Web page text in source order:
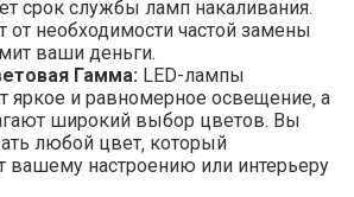
срок службы ламп накаливания.
от необходимости частой замены
ваши деньги.
Гамма: LED-лампы
яркое и равномерное освещение‚ а
широкий выбор цветов. Вы
любой цвет‚ который
вашему настроению или интерьеру